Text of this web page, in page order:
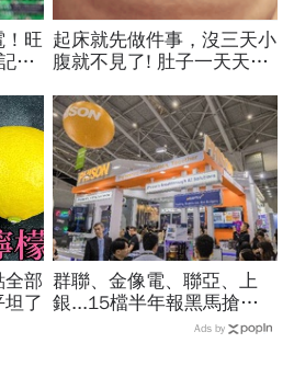
！旺
憶
大塊
起床就先做件事，沒三天小
腹就不見了! 肚子一天天變
全部
了
群聯、金像電、聯亞、上
銀...15檔半年報黑馬搶先
卡位！分析師揭選股4指
Ads by